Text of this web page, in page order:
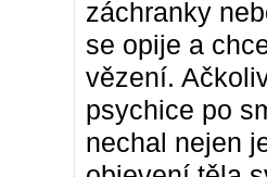
záchranky
se opije a
vězení.
psychice po
nechal nejen